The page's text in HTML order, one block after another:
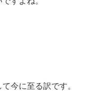
今に至る訳です。